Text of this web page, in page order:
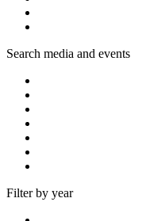
Search media and events
Filter by year